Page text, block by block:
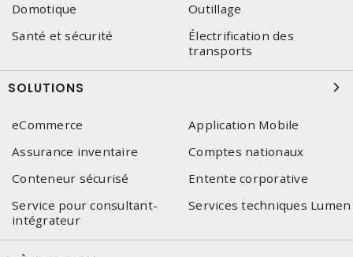
Domotique
Outillage
Santé et sécurité
Électrification des
transports
SOLUTIONS
eCommerce
Application Mobile
Assurance inventaire
Comptes nationaux
Conteneur sécurisé
Entente corporative
Service pour consultant-
intégrateur
Services techniques Lumen